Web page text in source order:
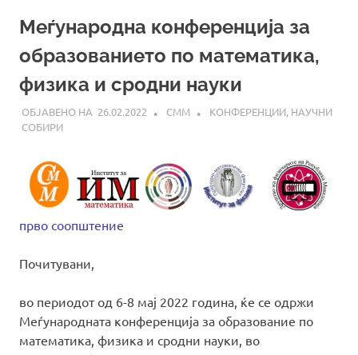
Меѓународна конференција за
образованието по математика,
физика и сродни науки
26.02.2022 СММ КОНФЕРЕНЦИИ, НАУЧНИ
СОБИРИ
прво соопштение
Почитувани,
во периодот од 6-8 мај 2022 година, ќе се одржи
Меѓународната конференција за образование по
математика, физика и сродни науки, во